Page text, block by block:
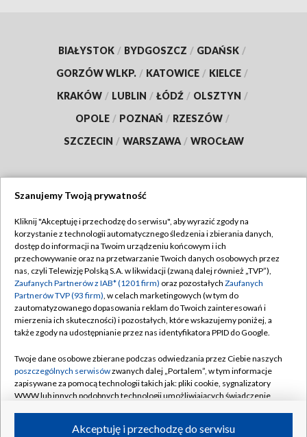
BIAŁYSTOK / BYDGOSZCZ / GDAŃSK /
GORZÓW WLKP. / KATOWICE / KIELCE /
KRAKÓW / LUBLIN / ŁÓDŹ / OLSZTYN /
OPOLE / POZNAŃ / RZESZÓW /
SZCZECIN / WARSZAWA / WROCŁAW
TVP
Abonament TVP
Emisja w TVP
Centrum informacji TVP
Naziemna Telewizja Cyfrowa
Rada Programowa
System NOS
Informacje o nadawcy
Regulamin TVP
Polityka prywatności
Moje zgody
Pomoc
Kontakt
Kanały
Szanujemy Twoją prywatność
Kliknij "Akceptuję i przechodzę do serwisu", aby wyrazić zgody na
korzystanie z technologii automatycznego śledzenia i zbierania danych,
dostęp do informacji na Twoim urządzeniu końcowym i ich
przechowywanie oraz na przetwarzanie Twoich danych osobowych przez
nas, czyli Telewizję Polską S.A. w likwidacji (zwaną dalej również „TVP”),
Zaufanych Partnerów z IAB* (1201 firm) oraz pozostałych Zaufanych
Partnerów TVP (93 firm), w celach marketingowych (w tym do
zautomatyzowanego dopasowania reklam do Twoich zainteresowań i
mierzenia ich skuteczności) i pozostałych, które wskazujemy poniżej, a
także zgody na udostępnianie przez nas identyfikatora PPID do Google.
Twoje dane osobowe zbierane podczas odwiedzania przez Ciebie naszych
poszczególnych serwisówzwanych dalej „Portalem”, w tym informacje
zapisywane za pomocą technologii takich jak: pliki cookie, sygnalizatory
WWW lub innych podobnych technologii umożliwiających świadczenie
ruchu w Internecie.Akceptuję i przechodzę do serwisu